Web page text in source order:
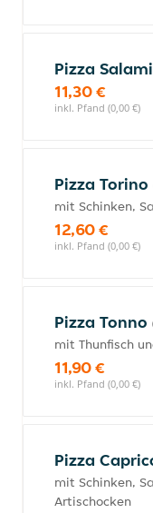
Pizza Salami
11,30 €
inkl. Pfand (0,00 €)
Pizza Torino
mit Schinken,
12,60 €
inkl. Pfand (0,00 €)
Pizza Tonno
mit Thunfisch
11,90 €
inkl. Pfand (0,00 €)
Pizza
mit Schinken,
Artischocken